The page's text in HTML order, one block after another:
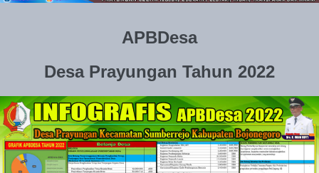
APBDesa
Desa Prayungan Tahun 2022